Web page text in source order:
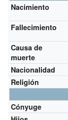
Nacimiento
Fallecimiento
Causa de
muerte
Nacionalidad
Religión
Cónyuge